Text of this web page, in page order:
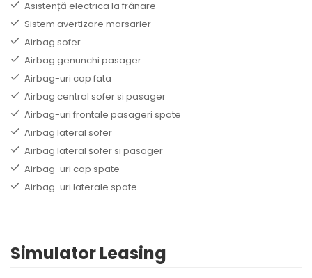
Asistență electrica la frânare
Sistem avertizare marsarier
Airbag sofer
Airbag genunchi pasager
Airbag-uri cap fata
Airbag central sofer si pasager
Airbag-uri frontale pasageri spate
Airbag lateral sofer
Airbag lateral șofer si pasager
Airbag-uri cap spate
Airbag-uri laterale spate
Simulator Leasing